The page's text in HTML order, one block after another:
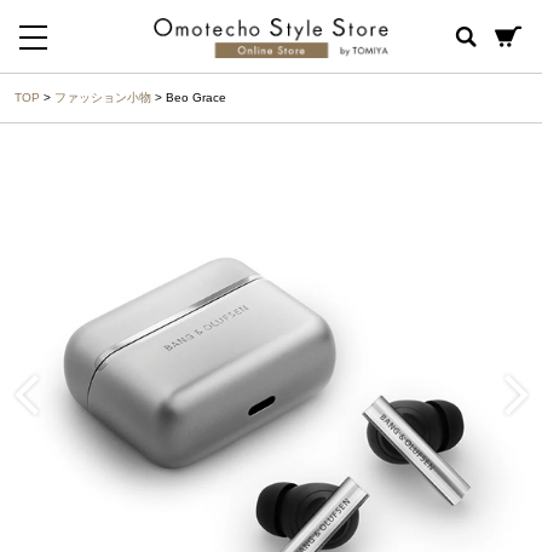
TOP > ファッション小物 > Beo Grace